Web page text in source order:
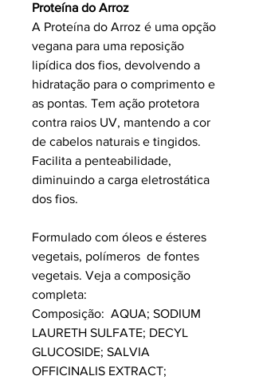
Proteína do Arroz
A Proteína do Arroz é uma opção
vegana para uma reposição
lipídica dos fios, devolvendo a
hidratação para o comprimento e
as pontas. Tem ação protetora
contra raios UV, mantendo a cor
de cabelos naturais e tingidos.
Facilita a penteabilidade,
diminuindo a carga eletrostática
dos fios.
Formulado com óleos e ésteres
vegetais, polímeros de fontes
vegetais. Veja a composição
completa:
Composição: AQUA; SODIUM
LAURETH SULFATE; DECYL
GLUCOSIDE; SALVIA
OFFICINALIS EXTRACT;